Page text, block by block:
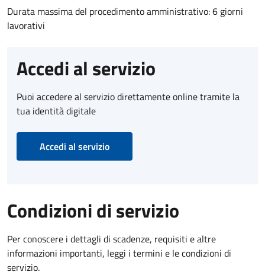
Durata massima del procedimento amministrativo: 6 giorni
lavorativi
Accedi al servizio
Puoi accedere al servizio direttamente online tramite la
tua identità digitale
Accedi al servizio
Condizioni di servizio
Per conoscere i dettagli di scadenze, requisiti e altre
informazioni importanti, leggi i termini e le condizioni di
servizio.